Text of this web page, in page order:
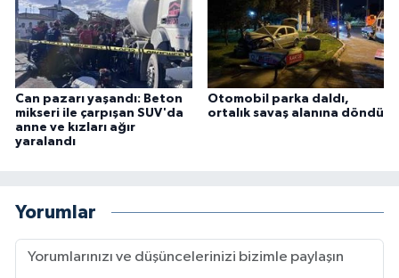
Can pazarı yaşandı: Beton
mikseri ile çarpışan SUV'da
anne ve kızları ağır
yaralandı
Otomobil parka daldı,
ortalık savaş alanına döndü
Yorumlar